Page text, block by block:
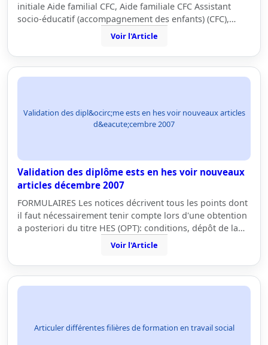
initiale Aide familial CFC, Aide familiale CFC Assistant
socio-éducatif (accompagnement des enfants) (CFC),…
Voir l'Article
Validation des dipl&ocirc;me ests en hes voir nouveaux articles
d&eacute;cembre 2007
Validation des diplôme ests en hes voir nouveaux
articles décembre 2007
FORMULAIRES Les notices décrivent tous les points dont
il faut nécessairement tenir compte lors d'une obtention
a posteriori du titre HES (OPT): conditions, dépôt de la…
Voir l'Article
Articuler différentes filières de formation en travail social